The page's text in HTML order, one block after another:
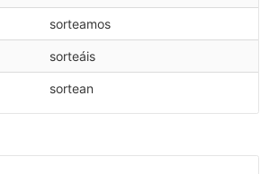
sorteamos
sorteáis
sortean